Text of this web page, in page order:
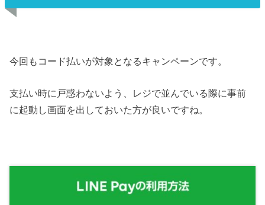
今回もコード払いが対象となるキャンペーンです。
支払い時に戸惑わないよう、レジで並んでいる際に事前
に起動し画面を出しておいた方が良いですね。